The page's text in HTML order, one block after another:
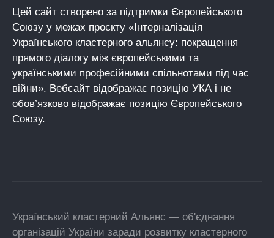
Цей сайт створено за підтримки Європейського
Союзу у межах проєкту «Інтерналізація
Українського кластерного альянсу: покращення
прямого діалогу між європейськими та
українськими професійними спільнотами під час
війни». Вебсайт відображає позицію УКА і не
обов’язково відображає позицію Європейського
Союзу.
Український кластерний Альянс — об'єднання
організацій України заради розвитку кластерного